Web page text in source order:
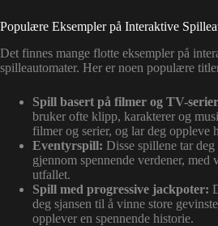
Populære Eksempler på Interaktive
Det finnes mange flotte eksempler på
spilleautomater. Her er noen populære
Spill basert på filmer og TV-
bruker ofte klipp, karakterer og
filmer og serier, og lar deg oppleve
Eventyrspill: Disse spillene tar deg
gjennom spennende verdener, med
utfallet.
Spill med progressive jackpoter:
deg sjansen til å vinne store
opplever en spennende historie.